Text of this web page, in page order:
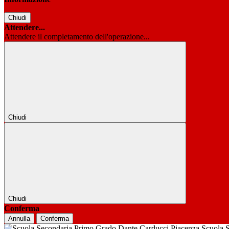
Chiudi
Attendere...
Attendere il completamento dell'operazione...
Chiudi
Chiudi
Conferma
Annulla Conferma